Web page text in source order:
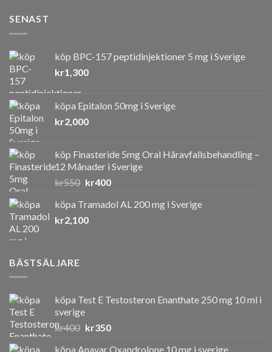
SENAST
köp BPC-157 peptidinjektioner 5 mg i Sverige
kr1,300
köpa Epitalon 50mg i Sverige
kr2,000
köp Finasteride 5mg Oral Håravfallsbehandling –
12 Månader i Sverige
kr550 Det
priset
var:
kr400Det
priset
köpa Tramadol AL 200 mg i Sverige
kr2,100
BÄSTSÄLJARE
köpa Test E Testosteron Enanthate 250 mg 10 ml i
sverige
kr400 Det
kr350Det
köpa Anavar Oxandrolone 10 mg i sverige